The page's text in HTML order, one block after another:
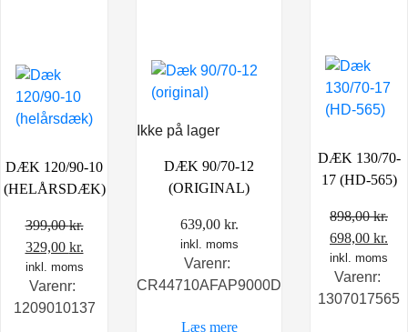
DÆK 120/90-10
(HELÅRSDÆK)
399,00kr.
Den
oprindelige
pris
var:
329,00 kr.
aktuelle
er:
inkl. moms
Varenr:
1209010137
Ikke på lager
DÆK 90/70-12
(ORIGINAL)
639,00 kr.
inkl. moms
Varenr:
CR44710AFAP9000D
Læs mere
DÆK 130/70-
17 (HD-565)
898,00kr.
Den
oprindelige
pris
var:
698,00 kr.
er:
inkl. moms
Varenr:
1307017565